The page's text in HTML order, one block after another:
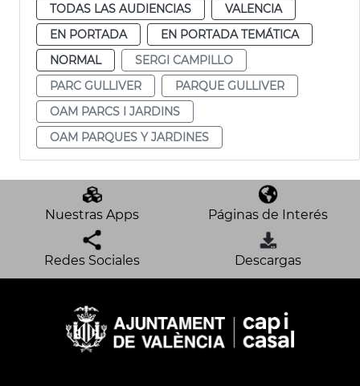
TODAS LAS AUDIENCIAS
VALENCIA
EN PORTADA
EN PORTADA TEMÁTICA
NORMAL
SERGI CAMPILLO
PARC GULLIVER
PARQUE GULLIVER
OAM PARCS I JARDINS
OAM PARQUES Y JARDINES
Nuestras Apps Páginas de Interés
Redes Sociales Descargas